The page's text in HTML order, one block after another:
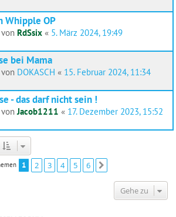
Whipple OP
RdSsix « 5. März 2024, 19:49
bei Mama
DOKASCH « 15. Februar 2024, 11:34
- das darf nicht sein !
vonJacob1211 « 17. Dezember 2023, 15:52
1 2 3 4 5 6
Gehe zu